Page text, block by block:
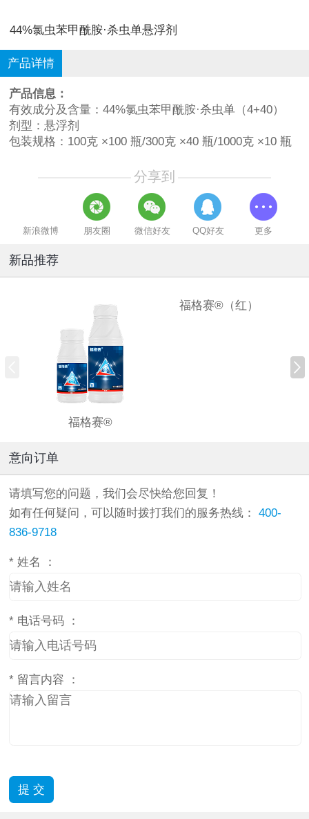
44%氯虫苯甲酰胺·杀虫单悬浮剂
产品详情
产品信息：
有效成分及含量：44%氯虫苯甲酰胺·杀虫单（4+40）
剂型：悬浮剂
包装规格：100克 ×100 瓶/300克 ×40 瓶/1000克 ×10 瓶
分享到
新浪微博 朋友圈 微信好友 QQ好友 更多
新品推荐
福格赛®
福格赛®（红）
意向订单
请填写您的问题，我们会尽快给您回复！
如有任何疑问，可以随时拨打我们的服务热线： 400-
836-9718
* 姓名 ：
* 电话号码 ：
* 留言内容 ：